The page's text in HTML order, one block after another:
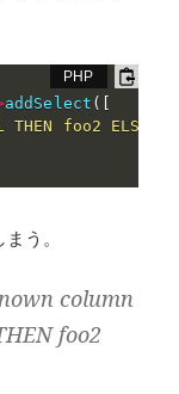
addSelect (
THEN foo2 ELSE
う。
column
foo2